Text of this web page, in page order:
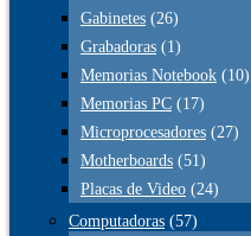
Gabinetes (26)
Grabadoras (1)
Memorias Notebook (10)
Memorias PC (17)
Microprocesadores (27)
Motherboards (51)
Placas de Video (24)
Computadoras (57)